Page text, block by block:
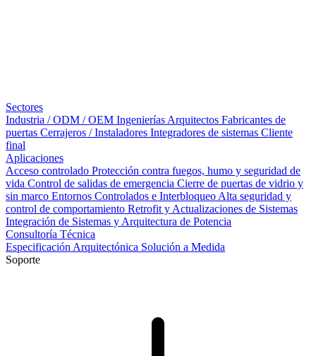
Sectores
Industria / ODM / OEM Ingenierías Arquitectos Fabricantes de
puertas Cerrajeros / Instaladores Integradores de sistemas Cliente
final
Aplicaciones
Acceso controlado Protección contra fuegos, humo y seguridad de
vida Control de salidas de emergencia Cierre de puertas de vidrio y
sin marco Entornos Controlados e Interbloqueo Alta seguridad y
control de comportamiento Retrofit y Actualizaciones de Sistemas
Integración de Sistemas y Arquitectura de Potencia
Consultoría Técnica
Especificación Arquitectónica Solución a Medida
Soporte